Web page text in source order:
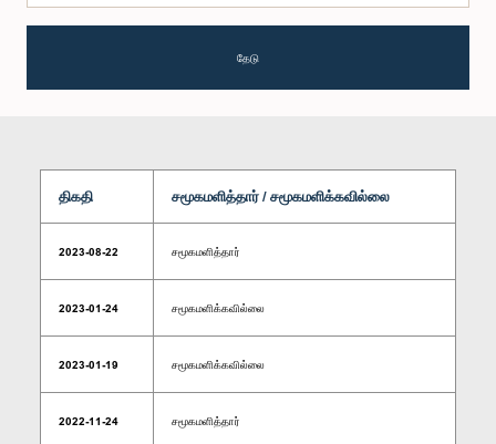
தேடு
திகதி சமூகமளித்தார் / சமூகமளிக்கவில்லை
2023-08-22 சமூகமளித்தார்
2023-01-24 சமூகமளிக்கவில்லை
2023-01-19 சமூகமளிக்கவில்லை
2022-11-24 சமூகமளித்தார்